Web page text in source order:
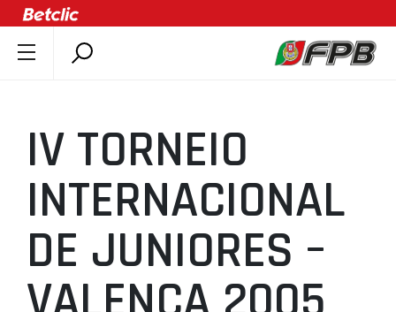
ÚLTIMAS
COMPETIÇÕES
ASSOCIAÇÕES
CLUBES
AGENTES
AGENDA
IV TORNEIO
INTERNACIONAL
DE JUNIORES –